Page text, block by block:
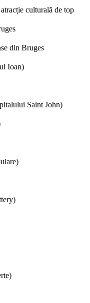
culturală de top
din Bruges
Ioan)
Saint John)